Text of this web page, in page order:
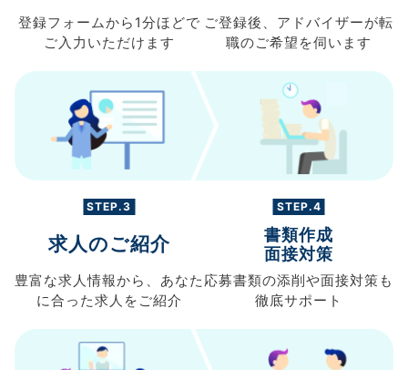
登録フォームから 1分ほどで
ご入力 いただけます
ご登録後、 アドバイザーが転
職のご希望を伺います
STEP.3
求人のご紹介
豊富な求人情報から、 あなた
に合った求人を ご紹介
STEP.4
書類作成
面接対策
応募書類の添削や面接対策も
徹底サポート